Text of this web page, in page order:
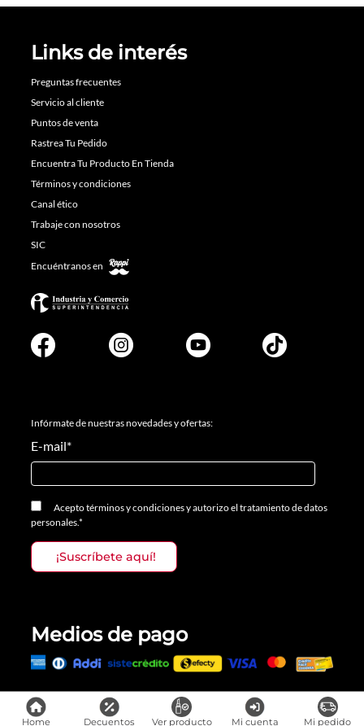
Home Decuentos Ver producto Mi cuenta Mi pedido
Links de interés
Preguntas frecuentes
Servicio al cliente
Puntos de venta
Rastrea Tu Pedido
Encuentra Tu Producto En Tienda
Términos y condiciones
Canal ético
Trabaje con nosotros
SIC
Encuéntranos en
Infórmate de nuestras novedades y ofertas:
E-mail*
Aceptotérminos y condicionesyautorizo el tratamiento de datos
personales.*
Medios de pago
Todos los derechos reservados, Prosalon Distribuciones S.A.S., 2023